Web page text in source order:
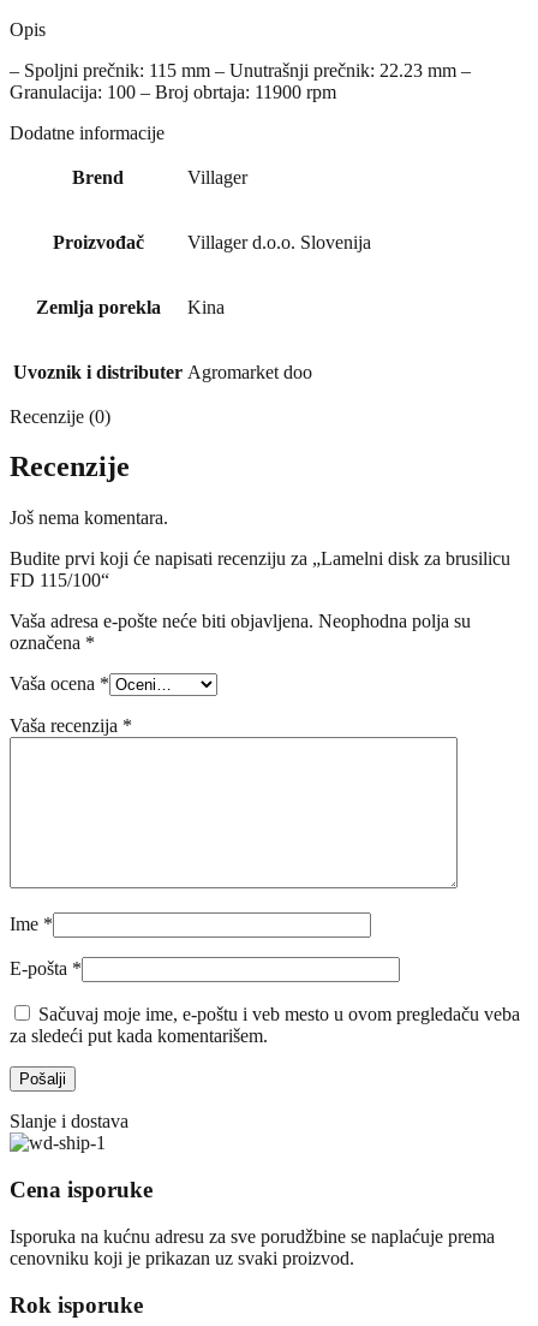
Opis
– Spoljni prečnik: 115 mm – Unutrašnji prečnik: 22.23 mm –
Granulacija: 100 – Broj obrtaja: 11900 rpm
Dodatne informacije
Brend Villager
Proizvođač Villager d.o.o. Slovenija
Zemlja porekla Kina
Uvoznik i distributer Agromarket doo
Recenzije (0)
Recenzije
Još nema komentara.
Budite prvi koji će napisati recenziju za „Lamelni disk za brusilicu
FD 115/100“
Vaša adresa e-pošte neće biti objavljena. Neophodna polja su
označena *
Vaša ocena *
Vaša recenzija *
Ime *
E-pošta *
Sačuvaj moje ime, e-poštu i veb mesto u ovom pregledaču veba
za sledeći put kada komentarišem.
Slanje i dostava
Cena isporuke
Isporuka na kućnu adresu za sve porudžbine se naplaćuje prema
cenovniku koji je prikazan uz svaki proizvod.
Rok isporuke